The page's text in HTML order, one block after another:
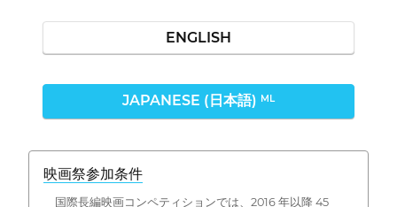
ENGLISH
JAPANESE (日本語) ML
映画祭参加条件
国際長編映画コンペティションでは、2016 年以降 45